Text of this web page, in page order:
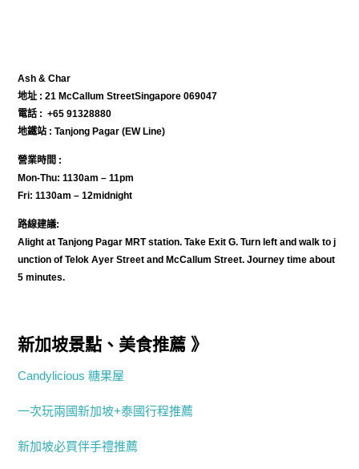
Ash & Char
地址 : 21 McCallum StreetSingapore 069047
電話 : +65 91328880
地鐵站 : Tanjong Pagar (EW Line)
營業時間 :
Mon-Thu: 1130am – 11pm
Fri: 1130am – 12midnight
路線建議:
Alight at Tanjong Pagar MRT station. Take Exit G. Turn left and walk to j
unction of Telok Ayer Street and McCallum Street. Journey time about
5 minutes.
新加坡景點、美食推薦 》
Candylicious 糖果屋
一次玩兩國新加坡+泰國行程推薦
新加坡必買伴手禮推薦